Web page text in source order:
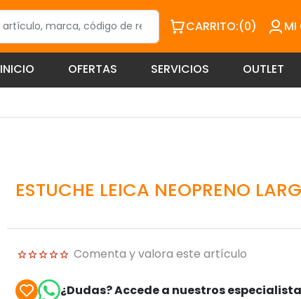
CARRITO:(0) MI
INICIO OFERTAS SERVICIOS OUTLET
ESTUCHE LEICA NEOPRENO
Comenta y valora este artículo
¿Dudas? Accede a nuestros